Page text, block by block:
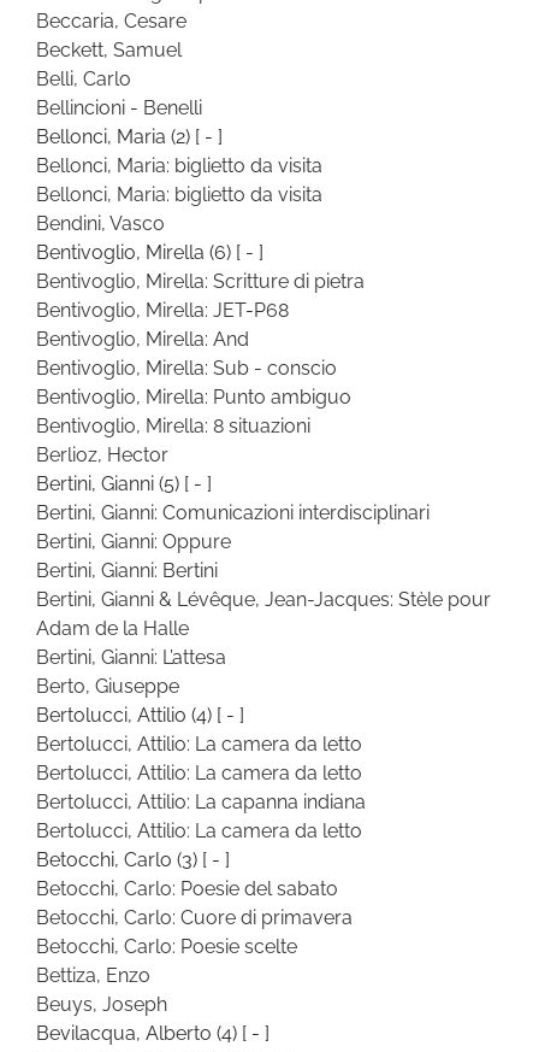
Beccaria, Cesare
Beckett, Samuel
Belli, Carlo
Bellincioni - Benelli
Bellonci, Maria (2) [ - ]
Bellonci, Maria: biglietto da visita
Bellonci, Maria: biglietto da visita
Bendini, Vasco
Bentivoglio, Mirella (6) [ - ]
Bentivoglio, Mirella: Scritture di pietra
Bentivoglio, Mirella: JET-P68
Bentivoglio, Mirella: And
Bentivoglio, Mirella: Sub - conscio
Bentivoglio, Mirella: Punto ambiguo
Bentivoglio, Mirella: 8 situazioni
Berlioz, Hector
Bertini, Gianni (5) [ - ]
Bertini, Gianni: Comunicazioni interdisciplinari
Bertini, Gianni: Oppure
Bertini, Gianni: Bertini
Bertini, Gianni & Lévêque, Jean-Jacques: Stèle pour
Adam de la Halle
Bertini, Gianni: L’attesa
Berto, Giuseppe
Bertolucci, Attilio (4) [ - ]
Bertolucci, Attilio: La camera da letto
Bertolucci, Attilio: La camera da letto
Bertolucci, Attilio: La capanna indiana
Bertolucci, Attilio: La camera da letto
Betocchi, Carlo (3) [ - ]
Betocchi, Carlo: Poesie del sabato
Betocchi, Carlo: Cuore di primavera
Betocchi, Carlo: Poesie scelte
Bettiza, Enzo
Beuys, Joseph
Bevilacqua, Alberto (4) [ - ]